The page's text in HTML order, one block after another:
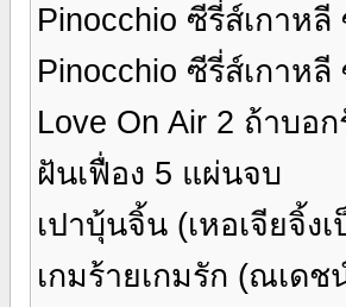
Pinocchio ซีรี่ส์เกาห
Pinocchio ซีรี่ส์เกาห
Love On Air 2 ถ้าบอ
ฝันเฟื่อง 5 แผ่นจบ
เปาบุ้นจิ้น (เหอเจียจิ้ง
เกมร้ายเกมรัก (ณเด